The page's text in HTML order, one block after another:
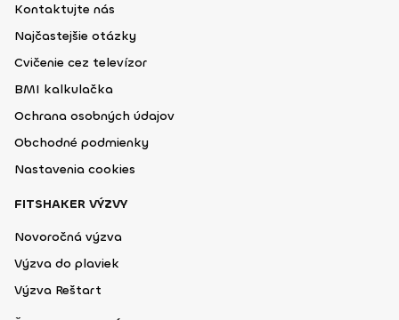
Kontaktujte nás
Najčastejšie otázky
Cvičenie cez televízor
BMI kalkulačka
Ochrana osobných údajov
Obchodné podmienky
Nastavenia cookies
FITSHAKER VÝZVY
Novoročná výzva
Výzva do plaviek
Výzva Reštart